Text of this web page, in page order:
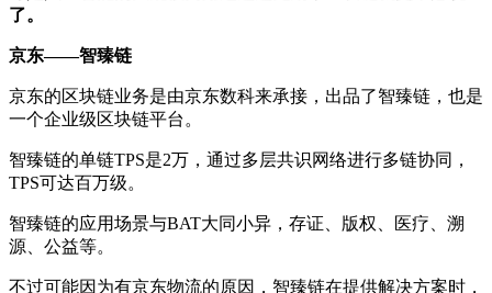
了。
京东——智臻链
京东的区块链业务是由京东数科来承接，出品了智臻链，也是
一个企业级区块链平台。
智臻链的单链TPS是2万，通过多层共识网络进行多链协同，
TPS可达百万级。
智臻链的应用场景与BAT大同小异，存证、版权、医疗、溯
源、公益等。
不过可能因为有京东物流的原因，智臻链在提供解决方案时，